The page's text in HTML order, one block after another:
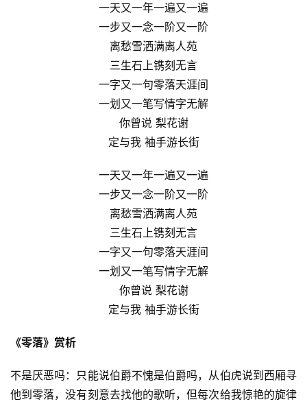
一天又一年一遍又一遍
一步又一念一阶又一阶
离愁雪洒满离人苑
三生石上镌刻无言
一字又一句零落天涯间
一划又一笔写情字无解
你曾说 梨花谢
定与我 袖手游长街
一天又一年一遍又一遍
一步又一念一阶又一阶
离愁雪洒满离人苑
三生石上镌刻无言
一字又一句零落天涯间
一划又一笔写情字无解
你曾说 梨花谢
定与我 袖手游长街
《零落》赏析
不是厌恶吗：只能说伯爵不愧是伯爵吗，从伯虎说到西厢寻
他到零落，没有刻意去找他的歌听，但每次给我惊艳的旋律